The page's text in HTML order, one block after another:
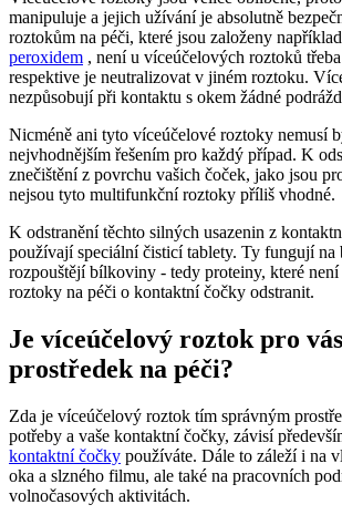
manipuluje a jejich užívání je absolutně
roztokům na péči, které jsou založeny
peroxidem , není u víceúčelových roztoků
respektive je neutralizovat v jiném roztoku.
nezpůsobují při kontaktu s okem žádné
Nicméně ani tyto víceúčelové roztoky nemusí
nejvhodnějším řešením pro každý případ. K
znečištění z povrchu vašich čoček, jako jsou
nejsou tyto multifunkční roztoky příliš vhodné.
K odstranění těchto silných usazenin z
používají speciální čisticí tablety. Ty fungují na
rozpouštějí bílkoviny - tedy proteiny, které není
roztoky na péči o kontaktní čočky odstranit.
Je víceúčelový roztok pro
prostředek na péči?
Zda je víceúčelový roztok tím správným
potřeby a vaše kontaktní čočky, závisí
kontaktní čočky používáte. Dále to záleží i na
oka a slzného filmu, ale také na pracovních
volnočasových aktivitách.